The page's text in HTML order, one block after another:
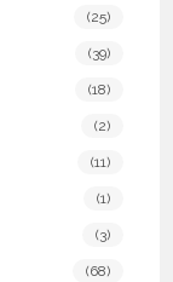
(25)
(39)
(18)
(2)
(11)
(1)
(3)
(68)